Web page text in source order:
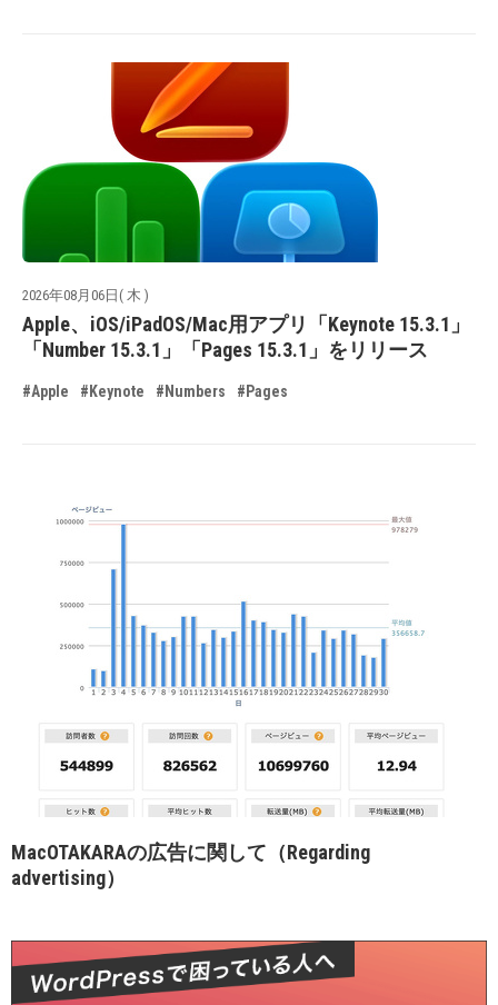
2026年08月06日( 木 )
Apple、iOS/iPadOS/Mac用アプリ「Keynote 15.3.1」
「Number 15.3.1」「Pages 15.3.1」をリリース
#Apple #Keynote #Numbers #Pages
MacOTAKARAの広告に関して（Regarding
advertising）